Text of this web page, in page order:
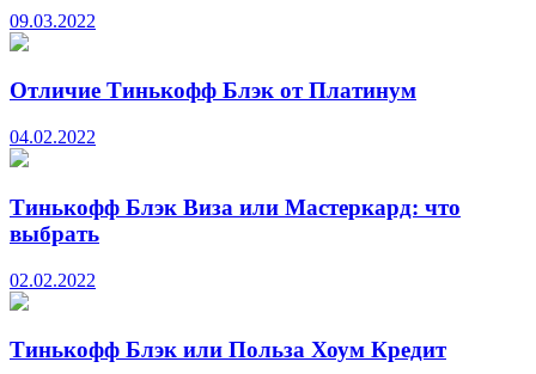
09.03.2022
Отличие Тинькофф Блэк от Платинум
04.02.2022
Тинькофф Блэк Виза или Мастеркард: что
выбрать
02.02.2022
Тинькофф Блэк или Польза Хоум Кредит